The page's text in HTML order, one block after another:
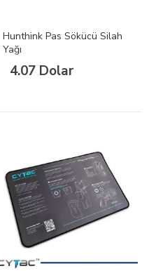
Hunthink Pas Sökücü Silah
Yağı
4.07 Dolar